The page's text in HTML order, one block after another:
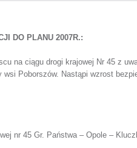
DO PLANU 2007R.:
na ciągu drogi krajowej Nr 45 z
wsi Poborszów. Nastąpi wzrost
nr 45 Gr. Państwa – Opole –